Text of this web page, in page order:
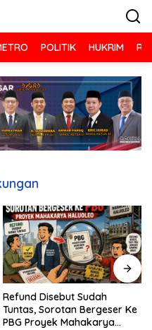
POLITIK HUKRIM
Refund Disebut Sudah
Tuntas, Sorotan Bergeser Ke
PBG Proyek Mahakarya